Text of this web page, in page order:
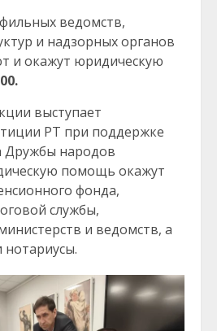
ведомств,
и надзорных органов
и окажут юридическую
выступает
РТ при поддержке
Дружбы народов
помощь окажут
фонда,
службы,
и ведомств, а